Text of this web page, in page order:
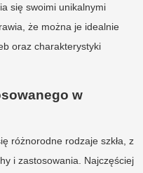
się swoimi unikalnymi
że można je idealnie
oraz charakterystyki
w
różnorodne rodzaje szkła, z
i zastosowania. Najczęściej